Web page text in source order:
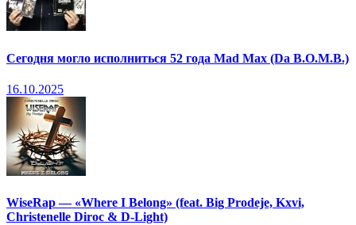
Сегодня могло исполниться 52 года Mad Max (Da B.O.M.B.)
16.10.2025
WiseRap — «Where I Belong» (feat. Big Prodeje, Kxvi,
Christenelle Diroc & D-Light)